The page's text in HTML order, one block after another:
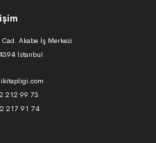
Akabe İş Merkezi
İstanbul
212 99 73
217 91 74